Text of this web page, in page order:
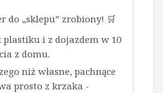
do „sklepu” zrobiony! 🛒
plastiku i z dojazdem w 10
z domu.
niż własne, pachnące
prosto z krzaka -